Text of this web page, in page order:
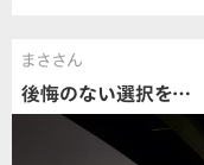
まささん
後悔のない選択を…